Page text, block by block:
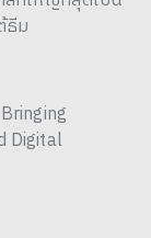
ธีม
Digital